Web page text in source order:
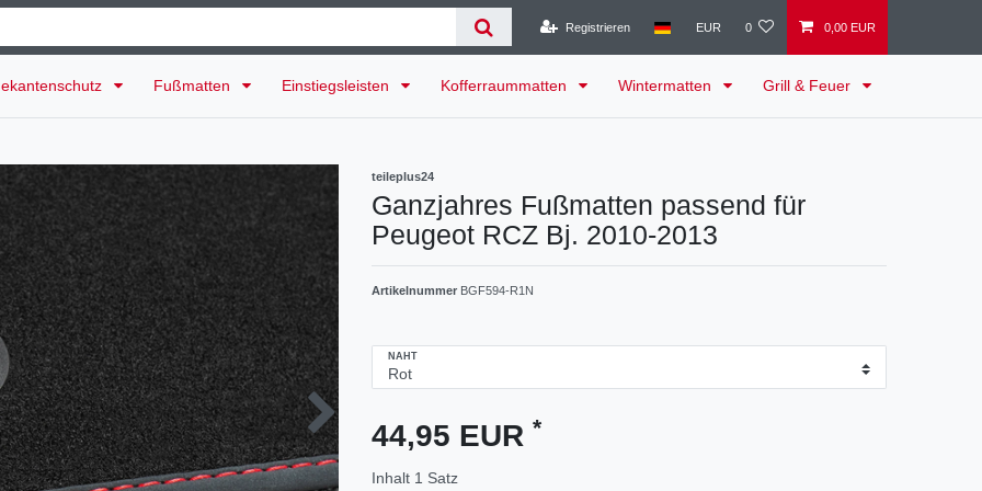
Registrieren EUR 0 0,00 EUR
Fußmatten Einstiegsleisten Kofferraummatten Wintermatten Grill & Feuer
teileplus24
Ganzjahres Fußmatten passend für
Peugeot RCZ Bj. 2010-2013
Artikelnummer BGF594-R1N
NAHT
44,95 EUR *
Inhalt 1 Satz